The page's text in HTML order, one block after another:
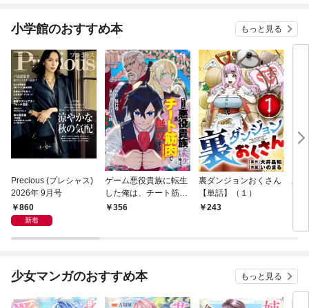
小学館のおすすめ本 もっと見る
Precious (プレシャス)
2026年 9月号
860
新着
ゲーム悪役貴族に転生
した俺は、チート筋肉
で無双する【単話】
356
裏ダンジョンおくさん
【単話】（１）
243
あ
少女マンガのおすすめ本 もっと見る